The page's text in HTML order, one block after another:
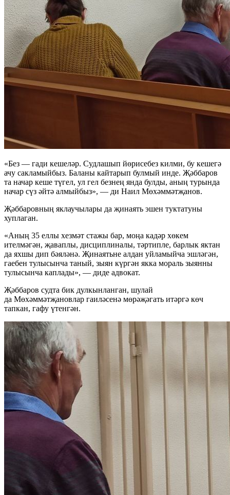
«Без — гади кешеләр. Судлашып йөрисебез килми, бу кешегә
ачу сакламыйбыз. Баланы кайтарып булмый инде. Җәббаров
та начар кеше түгел, ул гел безнең янда булды, аның турында
начар сүз әйтә алмыйбыз», — ди Наил Мөхәммәтҗанов.
Җәббаровның яклаучылары да җинаять эшен туктатуны
хуплаган.
«Аның 35 еллы хезмәт стажы бар, моңа кадәр хөкем
ителмәгән, җаваплы, дисциплиналы, тәртипле, барлык яктан
да яхшы дип бәяләнә. Җинаятьне алдан уйламыйча эшләгән,
гаебен тулысынча таный, зыян күргән якка мораль зыянны
тулысынча каплады», — диде адвокат.
Җәббаров судта бик дулкынланган, шулай
да Мөхәммәтҗановлар гаиләсенә мөрәҗәгать итәргә көч
тапкан, гафу үтенгән.